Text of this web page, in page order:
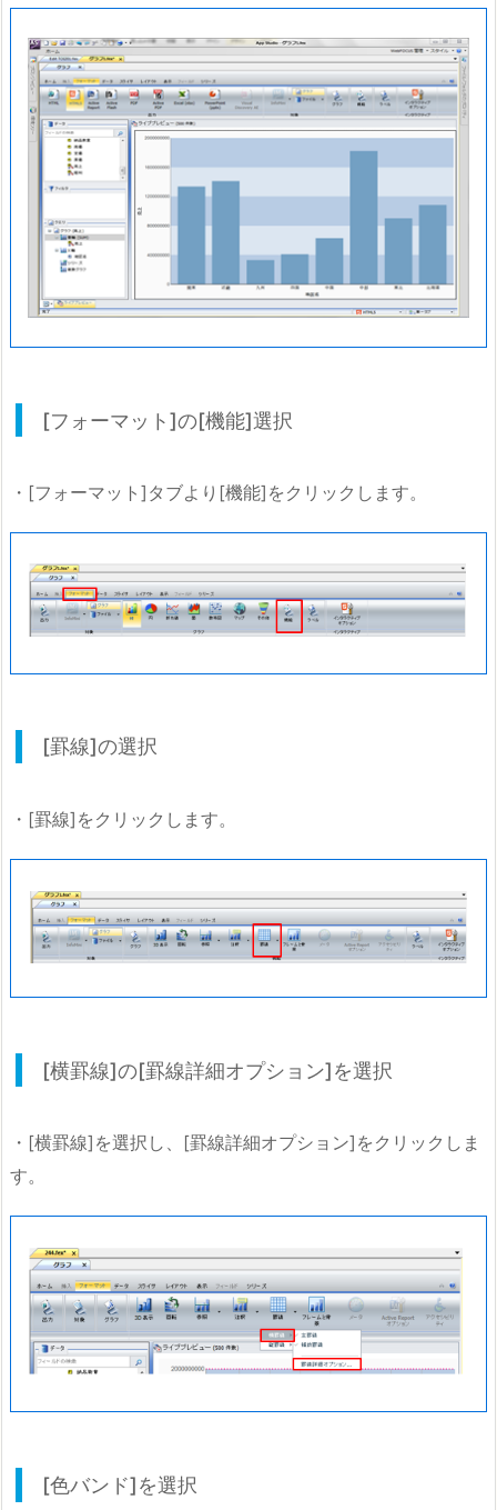
[フォーマット]の[機能]選択
・[フォーマット]タブより[機能]をクリックします。
[罫線]の選択
・[罫線]をクリックします。
[横罫線]の[罫線詳細オプション]を選択
・[横罫線]を選択し、[罫線詳細オプション]をクリックしま
す。
[色バンド]を選択